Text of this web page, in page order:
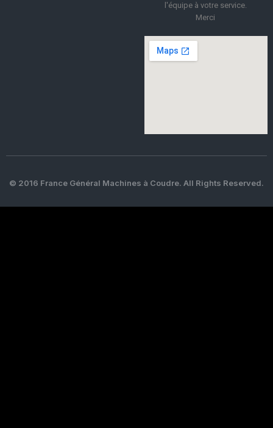
l'équipe à votre service.
Merci
© 2016 France Général Machines à Coudre. All Rights Reserved.